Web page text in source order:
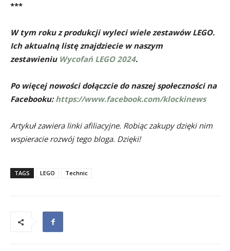
***
W tym roku z produkcji wyleci wiele zestawów LEGO.
Ich aktualną listę znajdziecie w naszym
zestawieniu Wycofań LEGO 2024.
Po więcej nowości dołączcie do naszej społeczności na
Facebooku:https://www.facebook.com/klockinews
Artykuł zawiera linki afiliacyjne. Robiąc zakupy dzięki nim
wspieracie rozwój tego bloga. Dzięki!
TAGS LEGO Technic